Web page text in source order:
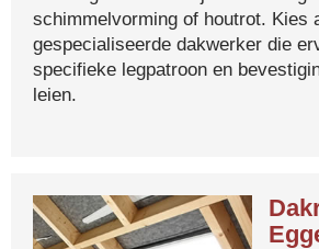
schimmelvorming of houtrot. Kies
gespecialiseerde dakwerker die
specifieke legpatroon en
leien.